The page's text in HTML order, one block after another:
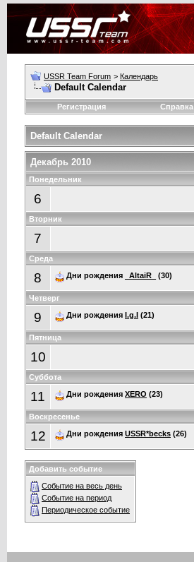
USSR Team Forum > Календарь
Default Calendar
Регистрация Справка
Default Calendar
Декабрь 2010
Понедельник
6
Вторник
7
Среда
8 Дни рождения _AltaiR_ (30)
Четверг
9 Дни рождения I.g.I (21)
Пятница
10
Суббота
11 Дни рождения XERO (23)
Воскресенье
12 Дни рождения USSR*becks (26)
Добавить событие
Событие на весь день
Событие на период
Периодическое событие